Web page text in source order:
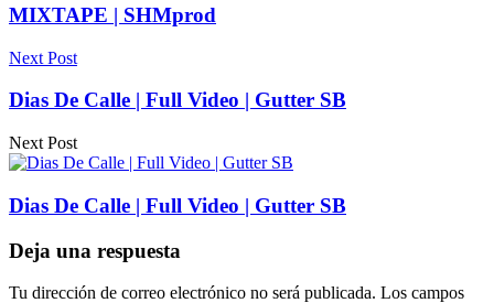
MIXTAPE | SHMprod
Next Post
Dias De Calle | Full Video | Gutter SB
Next Post
Dias De Calle | Full Video | Gutter SB
Deja una respuesta
Tu dirección de correo electrónico no será publicada. Los campos